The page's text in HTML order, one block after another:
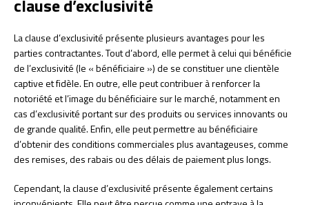
clause d’exclusivité
La clause d’exclusivité présente plusieurs avantages pour les
parties contractantes. Tout d’abord, elle permet à celui qui bénéficie
de l’exclusivité (le « bénéficiaire ») de se constituer une clientèle
captive et fidèle. En outre, elle peut contribuer à renforcer la
notoriété et l’image du bénéficiaire sur le marché, notamment en
cas d’exclusivité portant sur des produits ou services innovants ou
de grande qualité. Enfin, elle peut permettre au bénéficiaire
d’obtenir des conditions commerciales plus avantageuses, comme
des remises, des rabais ou des délais de paiement plus longs.
Cependant, la clause d’exclusivité présente également certains